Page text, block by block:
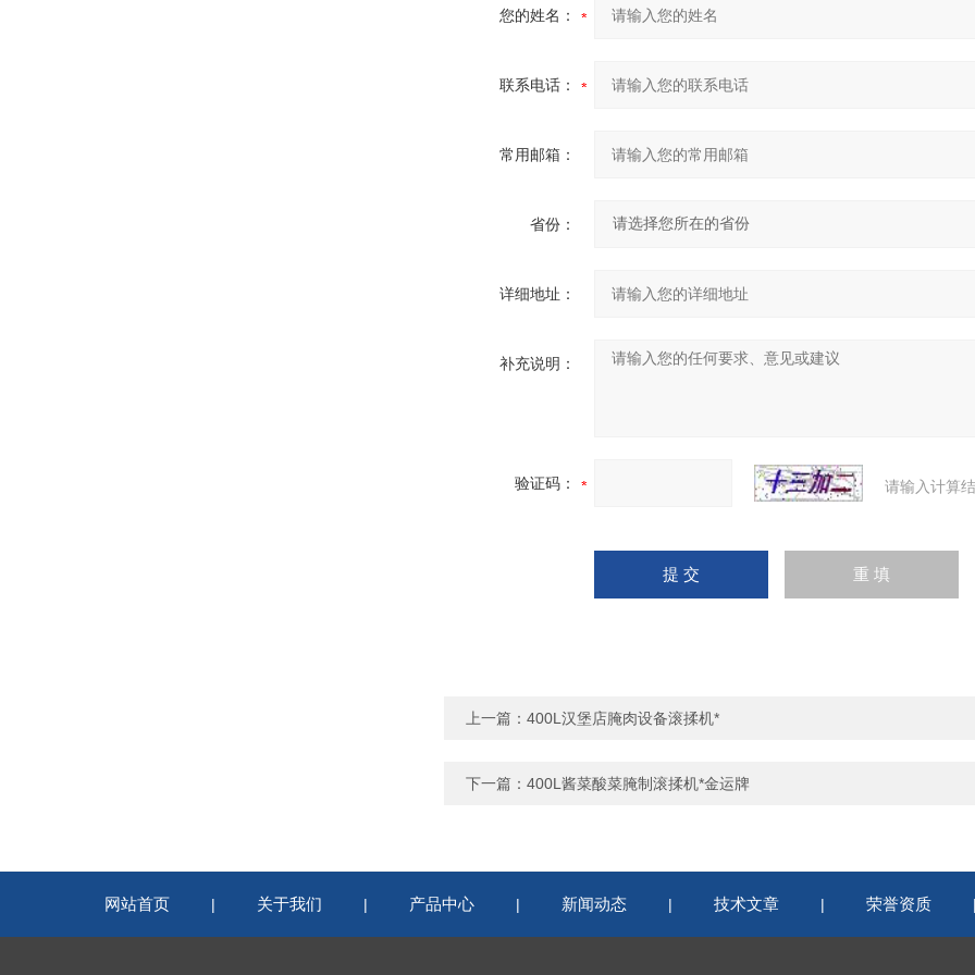
您的姓名：
联系电话：
常用邮箱：
省份：
详细地址：
补充说明：
验证码： 请输入计算
上一篇： 400L汉堡店腌肉设备滚揉机*
下一篇： 400L酱菜酸菜腌制滚揉机*金运牌
网站首页 | 关于我们 | 产品中心 | 新闻动态 | 技术文章 | 荣誉资质